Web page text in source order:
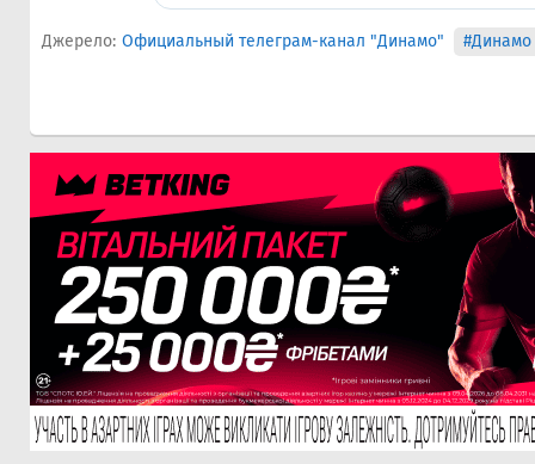
Джерело: Официальный телеграм-канал "Динамо" #Динамо